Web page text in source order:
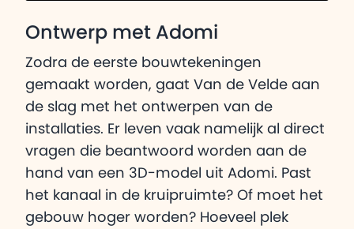
Ontwerp met Adomi
Zodra de eerste bouwtekeningen
gemaakt worden, gaat Van de Velde aan
de slag met het ontwerpen van de
installaties. Er leven vaak namelijk al direct
vragen die beantwoord worden aan de
hand van een 3D-model uit Adomi. Past
het kanaal in de kruipruimte? Of moet het
gebouw hoger worden? Hoeveel plek